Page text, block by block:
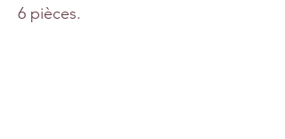
6 pièces.